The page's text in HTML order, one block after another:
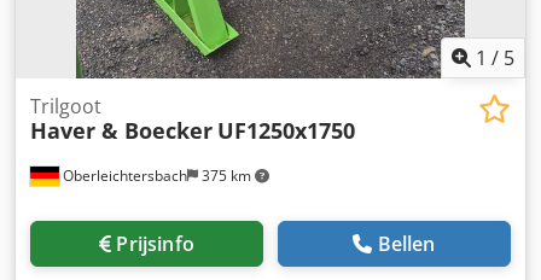
1 / 5
Oberleichtersbach 375 km
Trilgoot
Haver & Boecker UF1250x1750
Prijsinfo Bellen